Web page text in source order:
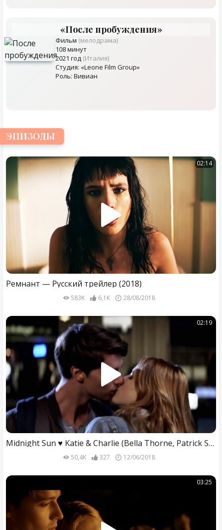
«После пробуждения»
Фильм (мелодрама)
108 минут
2021 год (Италия)
Студия: «Leone Film Group»
Роль: Вивиан
ЭПИЗОДЫ
02:14
Ремнант — Русский трейлер (2018)
583K 6,1K 28/08/2018
02:19
Midnight Sun ♥ Katie & Charlie (Bella Thorne, Patrick Schwarzenegger)
50,4K 327 12/06/2018
03:25